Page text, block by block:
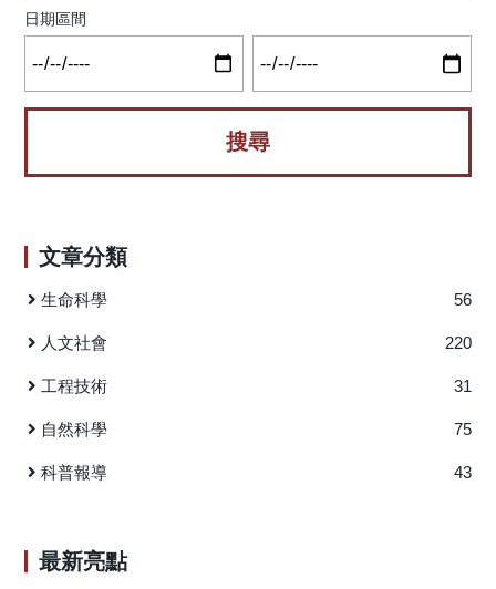
中高強度以上的身體活動量與TBR呈負向關係，而動作適能
係，說明了動作適能會調節中高強度以上的身體活動量與
TBR之間的關係（如下圖），中高強度以上的運動量高且動
ADHD孩童的重要性。 因此本研究建議ADHD孩童在從
事運動時不僅要有量的要求（提升身體活動量），且同時注
入，來瞭解ADHD孩童動作適能與安靜腦波之間的因果關係。
等強度以上的身體活動量 原文出處：
https://www.sciencedirect.com/science/article/pii/
（Humans Evolved to Exercise）」的專題，彰顯了健身運動
後提出，規律性健身運動可以減低全因死亡率，並減少罹患
鬆症等疾病或風險，以及增加有氧能力、肌力和肌耐力等身
體適能。不僅如此，健身運動對於降低壓力、焦慮、憂慮等
負面心理特徵，以及增進好心情、幸福感等正面心理狀態，
健康！ 大腦認知功能與健身運動的角色 「認知功能」
知功能」，指的是人們處理訊息或應用知識的心智能力，舉
凡注意力、記憶力、學習、計畫、推理，甚至是問題解決、
所扮演著重要角色，如何增進與強化它們就成為學界關注的
重要議題。出乎意料地，看似「身體肌肉」面向的健身運
動，卻可能增進此「心智」面向的大腦認知功能！事實上，
美國北卡羅萊納大學的Jennifer Etnier教授在1997年即首次以
觴。 國立臺灣師範大學張育愷研究講座教授師承Etnier教
授，亦為她在北卡大學的首位博士生。就學期間，張育愷對
日期區間
文章分類
生命科學 56
人文社會 220
工程技術 31
自然科學 75
科普報導 43
最新亮點